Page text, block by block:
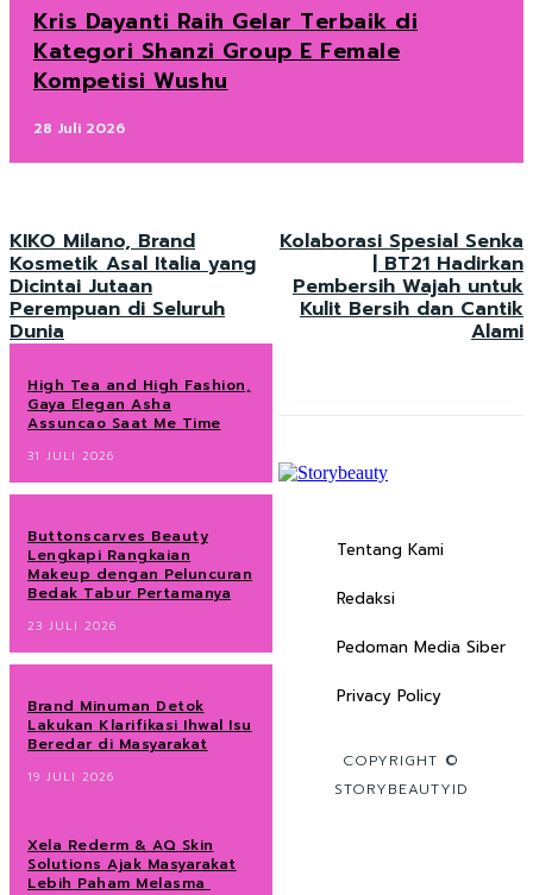
Kris Dayanti Raih Gelar Terbaik di
Kategori Shanzi Group E Female
Kompetisi Wushu
28 Juli 2026
KIKO Milano, Brand
Kosmetik Asal Italia yang
Dicintai Jutaan
Perempuan di Seluruh
Dunia
Kolaborasi Spesial Senka
| BT21 Hadirkan
Pembersih Wajah untuk
Kulit Bersih dan Cantik
Alami
High Tea and High Fashion,
Gaya Elegan Asha
Assuncao Saat Me Time
31 JULI 2026
Buttonscarves Beauty
Lengkapi Rangkaian
Makeup dengan Peluncuran
Bedak Tabur Pertamanya
23 JULI 2026
Brand Minuman Detok
Lakukan Klarifikasi Ihwal Isu
Beredar di Masyarakat
19 JULI 2026
Xela Rederm & AQ Skin
Solutions Ajak Masyarakat
Lebih Paham Melasma
Tentang Kami
Redaksi
Pedoman Media Siber
Privacy Policy
COPYRIGHT ©
STORYBEAUTYID